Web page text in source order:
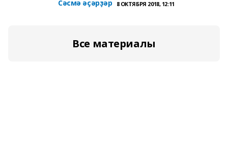
Сәсмә әҫәрҙәр 8 ОКТЯБРЯ 2018, 12:11
Все материалы